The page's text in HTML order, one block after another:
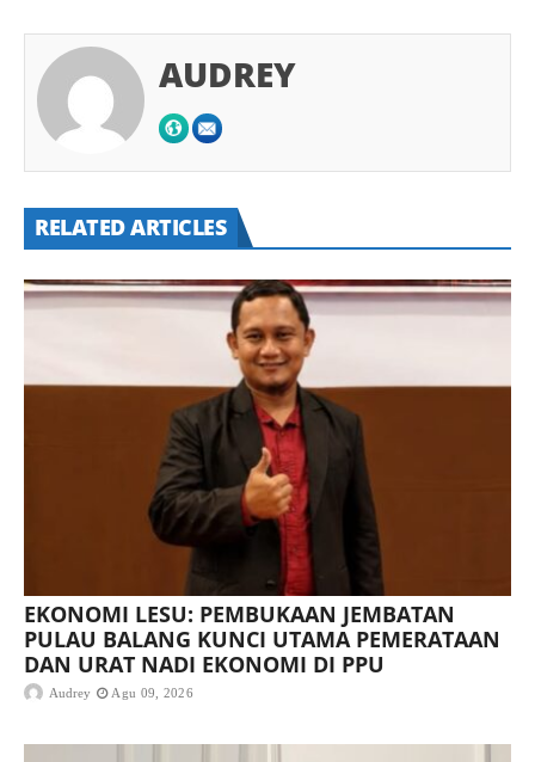
AUDREY
RELATED ARTICLES
EKONOMI LESU: PEMBUKAAN JEMBATAN
PULAU BALANG KUNCI UTAMA PEMERATAAN
DAN URAT NADI EKONOMI DI PPU
Audrey Agu 09, 2026